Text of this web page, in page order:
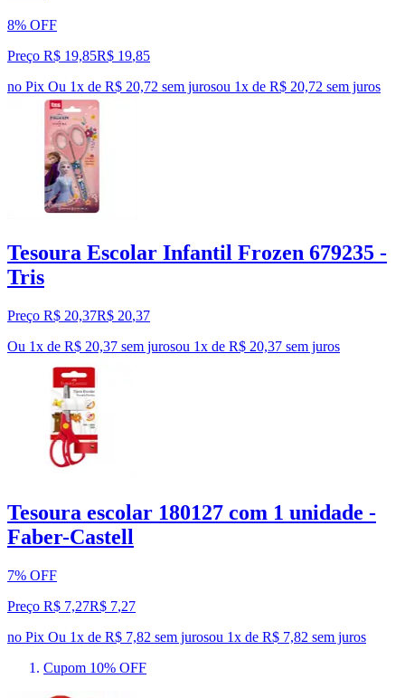
8% OFF
Preço R$ 19,85R$ 19,85
no Pix Ou 1x de R$ 20,72 sem jurosou 1x de R$ 20,72 sem juros
Tesoura Escolar Infantil Frozen 679235 -
Tris
Preço R$ 20,37R$ 20,37
Ou 1x de R$ 20,37 sem jurosou 1x de R$ 20,37 sem juros
Tesoura escolar 180127 com 1 unidade -
Faber-Castell
7% OFF
Preço R$ 7,27R$ 7,27
no Pix Ou 1x de R$ 7,82 sem jurosou 1x de R$ 7,82 sem juros
Cupom 10% OFF